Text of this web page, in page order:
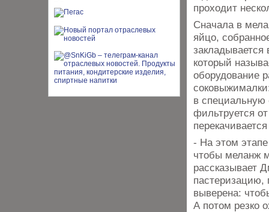
проходит
Сначала в
яйцо,
закладывается
который
оборудование
в специальную
фильтруется
- На этом
чтобы меланж
рассказывает
пастеризацию,
выверена:
А потом резко